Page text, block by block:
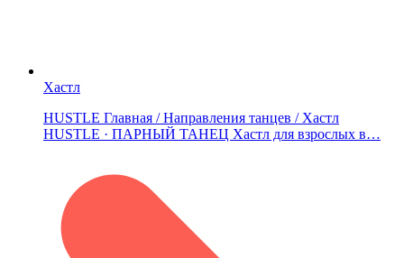
Хастл
HUSTLE Главная / Направления танцев / Хастл
HUSTLE · ПАРНЫЙ ТАНЕЦ Хастл для взрослых в…